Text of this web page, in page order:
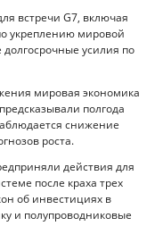
встречи G7, включая
укреплению мировой
усилия по
мировая экономика
полгода
снижение
роста.
действия для
после краха трех
об инвестициях в
и полупроводниковые